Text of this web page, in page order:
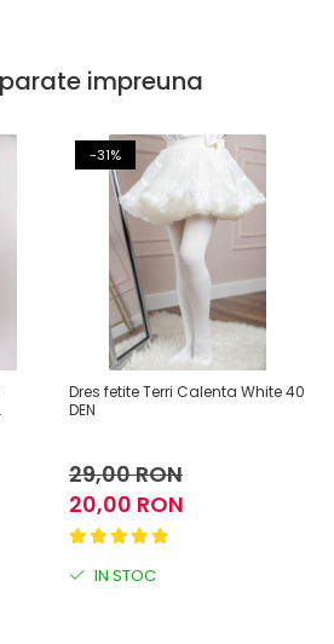
impreuna
-31%
Dres fetite Terri Calenta White 40
DEN
29,00 RON
20,00 RON
IN STOC